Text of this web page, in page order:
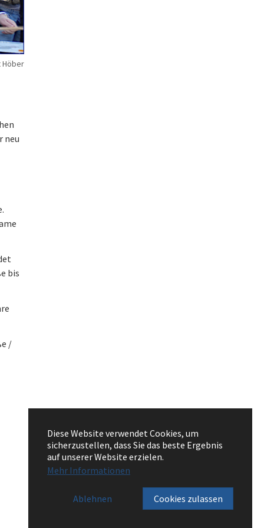
Diese Website verwendet Cookies, um
sicherzustellen, dass Sie das beste Ergebnis
auf unserer Website erzielen.
Mehr Informationen
Ablehnen Cookies zulassen
Höber
neu
bis
/